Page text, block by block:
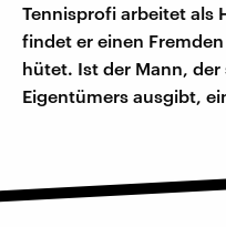
Tennisprofi arbeitet als
findet er einen
hütet. Ist der Mann, der
Eigentümers ausgibt,